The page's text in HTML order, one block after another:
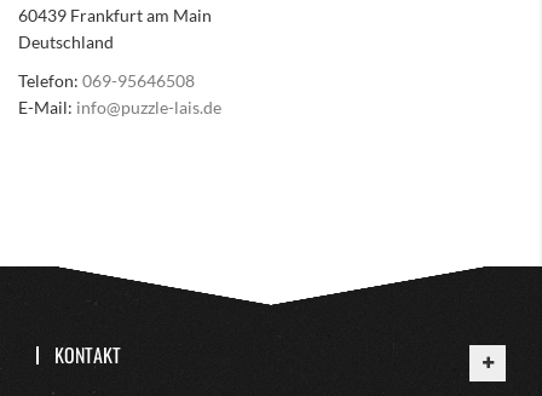
60439 Frankfurt am Main
Deutschland
Telefon: 069-95646508
E-Mail: info@puzzle-lais.de
KONTAKT